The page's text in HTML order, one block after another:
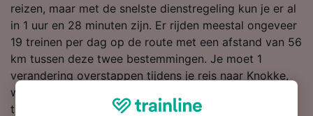
reizen, maar met de snelste dienstregeling kun je er al
in 1 uur en 28 minuten zijn. Er rijden meestal ongeveer
19 treinen per dag op de route met een afstand van 56
km tussen deze twee bestemmingen. Je moet 1
verandering overstappen tijdens je reis naar Knokke,
want er zijn geen momenteel geen directe
treindiensten op deze lijn. SNCB is de grootste